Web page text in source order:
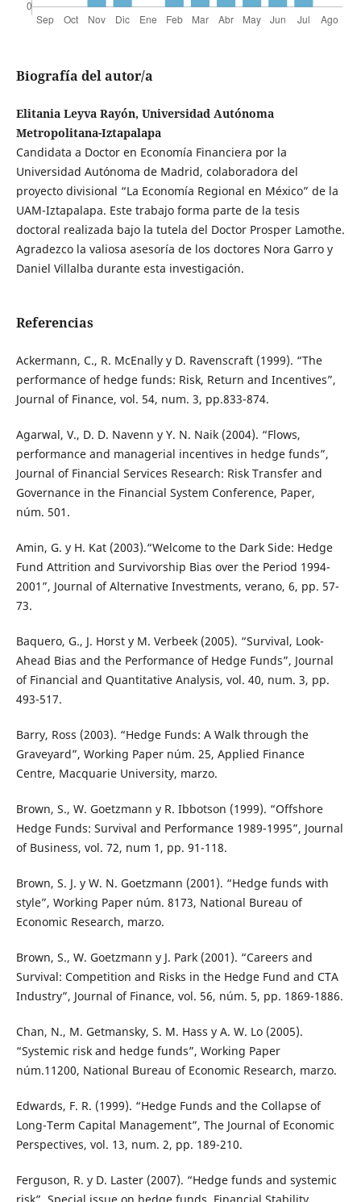
Biografía del autor/a
Elitania Leyva Rayón, Universidad Autónoma
Metropolitana-Iztapalapa
Candidata a Doctor en Economía Financiera por la
Universidad Autónoma de Madrid, colaboradora del
proyecto divisional “La Economía Regional en México” de la
UAM-Iztapalapa. Este trabajo forma parte de la tesis
doctoral realizada bajo la tutela del Doctor Prosper Lamothe.
Agradezco la valiosa asesoría de los doctores Nora Garro y
Daniel Villalba durante esta investigación.
Referencias
Ackermann, C., R. McEnally y D. Ravenscraft (1999). “The
performance of hedge funds: Risk, Return and Incentives”,
Journal of Finance, vol. 54, num. 3, pp.833-874.
Agarwal, V., D. D. Navenn y Y. N. Naik (2004). “Flows,
performance and managerial incentives in hedge funds”,
Journal of Financial Services Research: Risk Transfer and
Governance in the Financial System Conference, Paper,
núm. 501.
Amin, G. y H. Kat (2003).“Welcome to the Dark Side: Hedge
Fund Attrition and Survivorship Bias over the Period 1994-
2001”, Journal of Alternative Investments, verano, 6, pp. 57-
73.
Baquero, G., J. Horst y M. Verbeek (2005). “Survival, Look-
Ahead Bias and the Performance of Hedge Funds”, Journal
of Financial and Quantitative Analysis, vol. 40, num. 3, pp.
493-517.
Barry, Ross (2003). “Hedge Funds: A Walk through the
Graveyard”, Working Paper núm. 25, Applied Finance
Centre, Macquarie University, marzo.
Brown, S., W. Goetzmann y R. Ibbotson (1999). “Offshore
Hedge Funds: Survival and Performance 1989-1995”, Journal
of Business, vol. 72, num 1, pp. 91-118.
Brown, S. J. y W. N. Goetzmann (2001). “Hedge funds with
style”, Working Paper núm. 8173, National Bureau of
Economic Research, marzo.
Brown, S., W. Goetzmann y J. Park (2001). “Careers and
Survival: Competition and Risks in the Hedge Fund and CTA
Industry”, Journal of Finance, vol. 56, núm. 5, pp. 1869-1886.
Chan, N., M. Getmansky, S. M. Hass y A. W. Lo (2005).
“Systemic risk and hedge funds”, Working Paper
núm.11200, National Bureau of Economic Research, marzo.
Edwards, F. R. (1999). “Hedge Funds and the Collapse of
Long-Term Capital Management”, The Journal of Economic
Perspectives, vol. 13, num. 2, pp. 189-210.
Ferguson, R. y D. Laster (2007). “Hedge funds and systemic